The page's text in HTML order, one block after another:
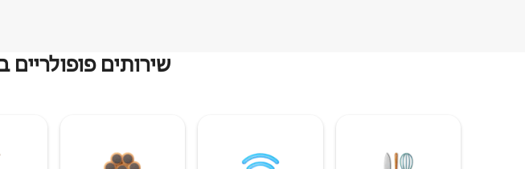
שירותים